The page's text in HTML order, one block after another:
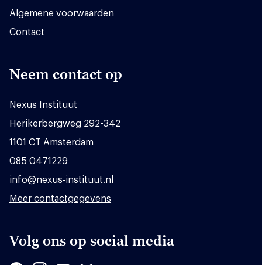
Algemene voorwaarden
Contact
Neem contact op
Nexus Instituut
Herikerbergweg 292-342
1101 CT Amsterdam
085 0471229
info@nexus-instituut.nl
Meer contactgegevens
Volg ons op social media